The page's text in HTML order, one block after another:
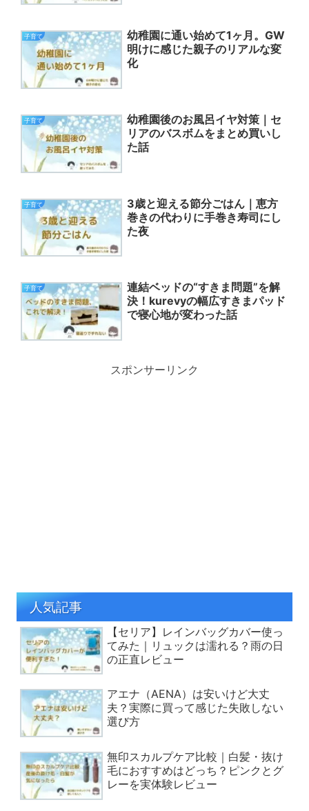
子育て
幼稚園に通い始めて1ヶ月。GW
明けに感じた親子のリアルな変
化
子育て
幼稚園後のお風呂イヤ対策｜セ
リアのバスボムをまとめ買いし
た話
子育て
3歳と迎える節分ごはん｜恵方
巻きの代わりに手巻き寿司にし
た夜
子育て
連結ベッドの“すきま問題”を解
決！kurevyの幅広すきまパッド
で寝心地が変わった話
スポンサーリンク
人気記事
【セリア】レインバッグカバー使っ
てみた｜リュックは濡れる？雨の日
の正直レビュー
アエナ（AENA）は安いけど大丈
夫？実際に買って感じた失敗しない
選び方
無印スカルプケア比較｜白髪・抜け
毛におすすめはどっち？ピンクとグ
レーを実体験レビュー